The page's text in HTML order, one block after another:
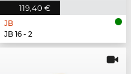
119,40 €
JB
JB 16 - 2